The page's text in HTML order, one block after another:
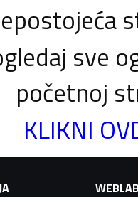
sve
početnoj
KLIKNI